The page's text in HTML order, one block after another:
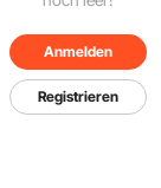
Anmelden
Registrieren